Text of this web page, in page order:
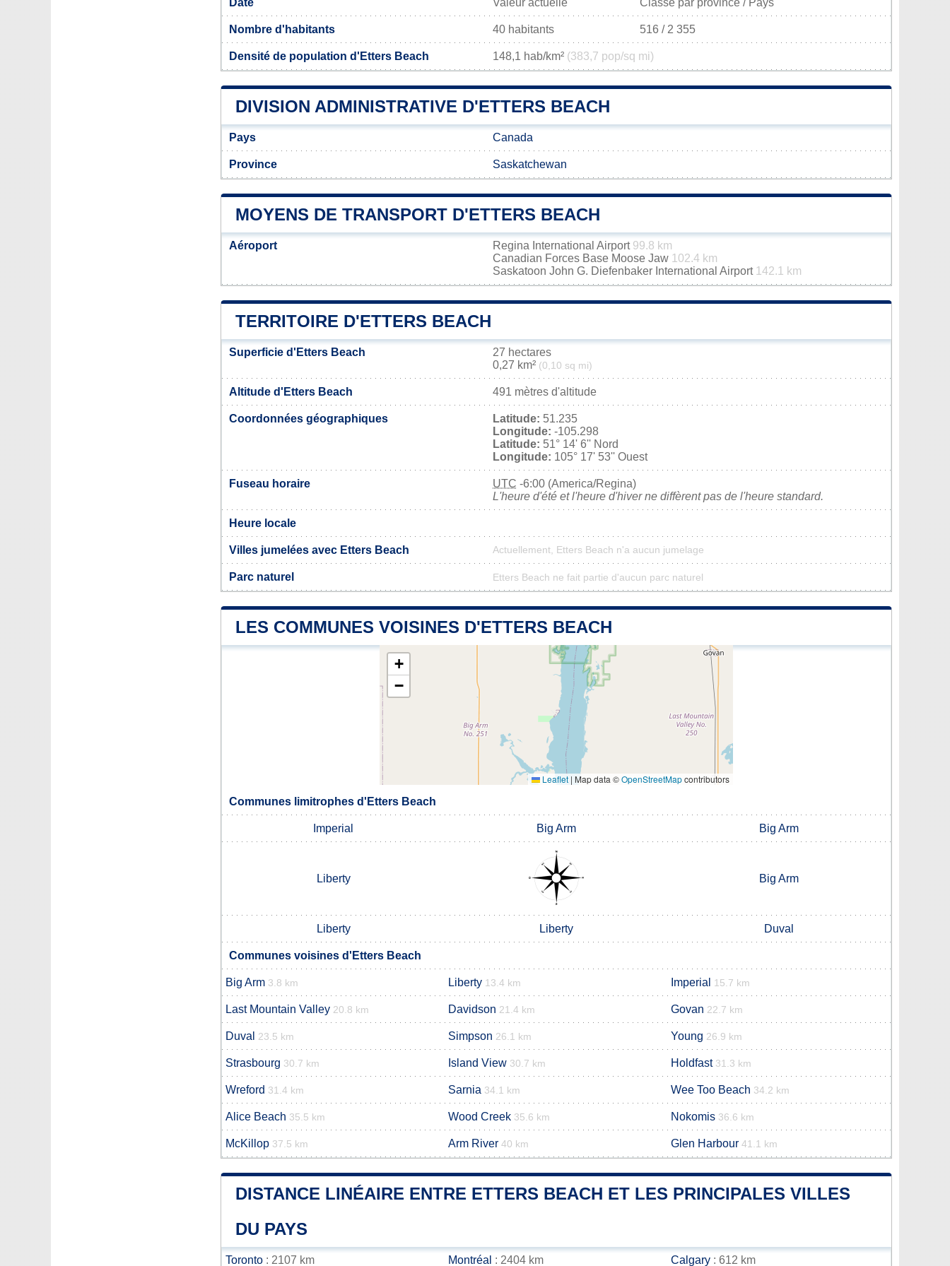
Date Valeur actuelle Classé par province / Pays
Nombre d'habitants 40 habitants 516 / 2 355
Densité de population d'Etters Beach 148,1 hab/km² (383,7 pop/sq mi)
DIVISION ADMINISTRATIVE D'ETTERS BEACH
Pays Canada
Province Saskatchewan
MOYENS DE TRANSPORT D'ETTERS BEACH
Aéroport Regina International Airport 99.8 km
Canadian Forces Base Moose Jaw 102.4 km
Saskatoon John G. Diefenbaker International Airport 142.1 km
TERRITOIRE D'ETTERS BEACH
Superficie d'Etters Beach
27 hectares
0,27 km² (0,10 sq mi)
Altitude d'Etters Beach 491 mètres d'altitude
Coordonnées géographiques Latitude: 51.235
Longitude: -105.298
Latitude: 51° 14' 6'' Nord
Longitude: 105° 17' 53'' Ouest
Fuseau horaire UTC -6:00 (America/Regina)
L'heure d'été et l'heure d'hiver ne diffèrent pas de l'heure standard.
Heure locale
Villes jumelées avec Etters Beach Actuellement, Etters Beach n'a aucun jumelage
Parc naturel Etters Beach ne fait partie d'aucun parc naturel
LES COMMUNES VOISINES D'ETTERS BEACH
+
−
Leaflet | Map data ©OpenStreetMapcontributors
Communes limitrophes d'Etters Beach
Imperial Big Arm Big Arm
Liberty Big Arm
Liberty Liberty Duval
Communes voisines d'Etters Beach
Big Arm 3.8 km Liberty 13.4 km Imperial 15.7 km
Last Mountain Valley 20.8 km Davidson 21.4 km Govan 22.7 km
Duval 23.5 km Simpson 26.1 km Young 26.9 km
Strasbourg 30.7 km Island View 30.7 km Holdfast 31.3 km
Wreford 31.4 km Sarnia 34.1 km Wee Too Beach 34.2 km
Alice Beach 35.5 km Wood Creek 35.6 km Nokomis 36.6 km
McKillop 37.5 km Arm River 40 km Glen Harbour 41.1 km
DISTANCE LINÉAIRE ENTRE ETTERS BEACH ET LES PRINCIPALES VILLES
DU PAYS
Toronto : 2107 km Montréal : 2404 km Calgary : 612 km